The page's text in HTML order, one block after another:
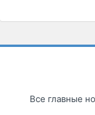
Все главные